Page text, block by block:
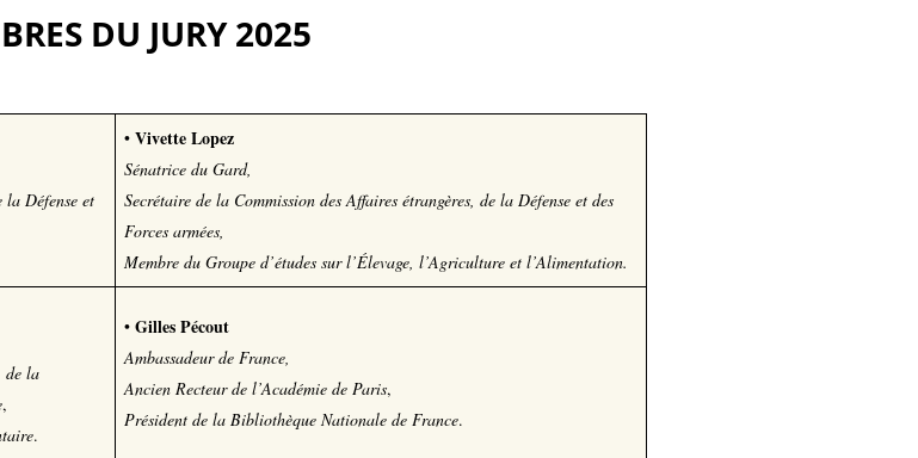
DU JURY 2025
la Défense et
• Vivette Lopez
Sénatrice du Gard,
Secrétaire de la Commission des Affaires étrangères, de la Défense et des
Forces armées,
Membre du Groupe d’études sur l’Élevage, l’Agriculture et l’Alimentation.
de la
,
.
• Gilles Pécout
Ambassadeur de France,
Ancien Recteur de l’Académie de Paris,
Président de la Bibliothèque Nationale de France.